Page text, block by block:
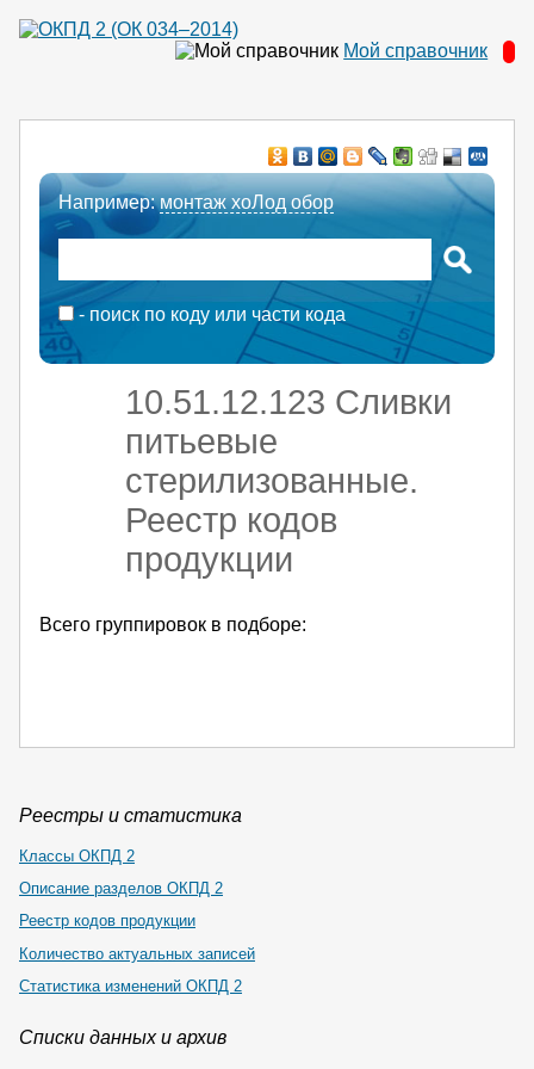
Мой справочник
Например:монтаж хоЛод обор
- поиск по коду или части кода
10.51.12.123 Сливки
питьевые
стерилизованные.
Реестр кодов
продукции
Всего группировок в подборе:
Реестры и статистика
Классы ОКПД 2
Описание разделов ОКПД 2
Реестр кодов продукции
Количество актуальных записей
Статистика изменений ОКПД 2
Списки данных и архив